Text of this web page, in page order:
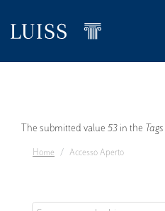
contenuto
Messaggio
di
The submitted value 53 in the Tags
Home Accesso Aperto